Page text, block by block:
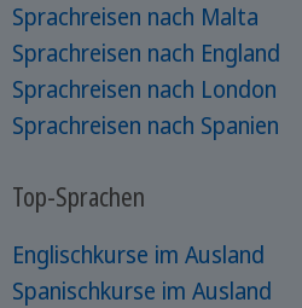
Sprachreisen nach Malta
Sprachreisen nach England
Sprachreisen nach London
Sprachreisen nach Spanien
Top-Sprachen
Englischkurse im Ausland
Spanischkurse im Ausland